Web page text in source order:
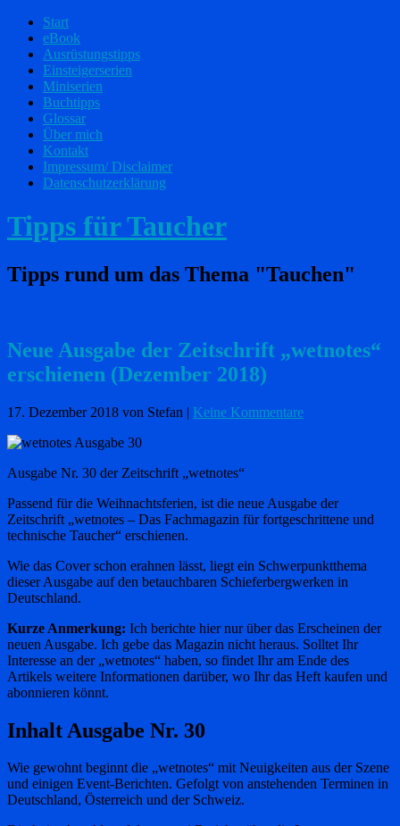
Start
eBook
Ausrüstungstipps
Einsteigerserien
Miniserien
Buchtipps
Glossar
Über mich
Kontakt
Impressum/ Disclaimer
Datenschutzerklärung
Tipps für Taucher
Tipps rund um das Thema "Tauchen"
Neue Ausgabe der Zeitschrift „wetnotes“
erschienen (Dezember 2018)
17. Dezember 2018 von Stefan | Keine Kommentare
Ausgabe Nr. 30 der Zeitschrift „wetnotes“
Passend für die Weihnachtsferien, ist die neue Ausgabe der
Zeitschrift „wetnotes – Das Fachmagazin für fortgeschrittene und
technische Taucher“ erschienen.
Wie das Cover schon erahnen lässt, liegt ein Schwerpunktthema
dieser Ausgabe auf den betauchbaren Schieferbergwerken in
Deutschland.
Kurze Anmerkung: Ich berichte hier nur über das Erscheinen der
neuen Ausgabe. Ich gebe das Magazin nicht heraus. Solltet Ihr
Interesse an der „wetnotes“ haben, so findet Ihr am Ende des
Artikels weitere Informationen darüber, wo Ihr das Heft kaufen und
abonnieren könnt.
Inhalt Ausgabe Nr. 30
Wie gewohnt beginnt die „wetnotes“ mit Neuigkeiten aus der Szene
und einigen Event-Berichten. Gefolgt von anstehenden Terminen in
Deutschland, Österreich und der Schweiz.